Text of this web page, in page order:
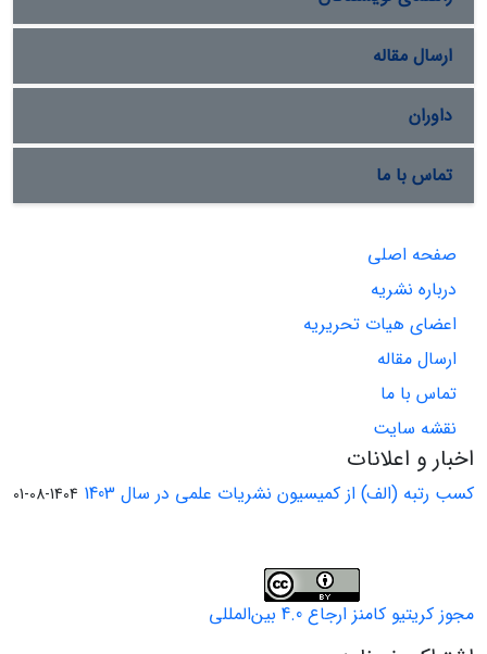
ارسال مقاله
داوران
تماس با ما
صفحه اصلی
درباره نشریه
اعضای هیات تحریریه
ارسال مقاله
تماس با ما
نقشه سایت
اخبار و اعلانات
کسب رتبه (الف) از کمیسیون نشریات علمی در سال 1403 1404-08-01
مجوز کریتیو کامنز ارجاع 4.0 بین‌المللی